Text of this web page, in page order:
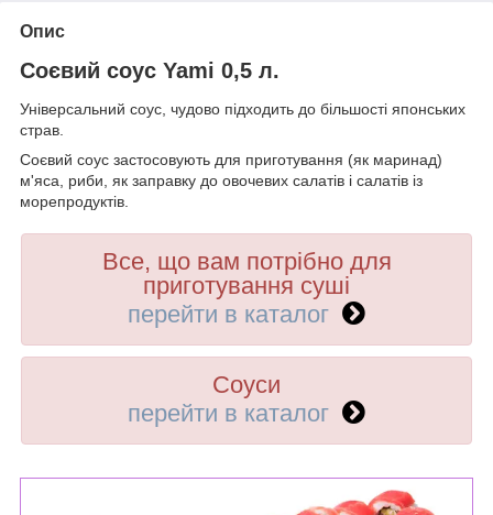
Опис
Соєвий соус Yami 0,5 л.
Універсальний соус, чудово підходить до більшості японських
страв.
Соєвий соус застосовують для приготування (як маринад)
м'яса, риби, як заправку до овочевих салатів і салатів із
морепродуктів.
Все, що вам потрібно для
приготування суші
перейти в каталог
Соуси
перейти в каталог